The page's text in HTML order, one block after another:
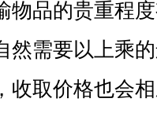
品的贵重程
然需要以上乘
收取价格也会